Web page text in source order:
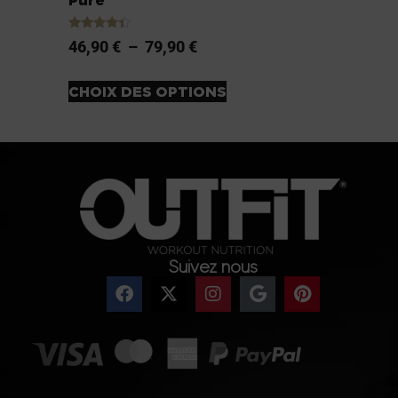
Note
4.20
46,90 € – 79,90 €
CHOIX DES OPTIONS
Suivez nous